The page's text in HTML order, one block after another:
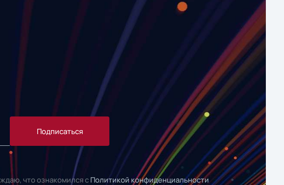
Подписаться
что ознакомился с Политикой конфиденциальности